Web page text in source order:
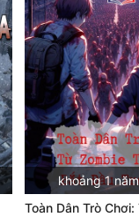
khoảng 1
Toàn Dân Trò